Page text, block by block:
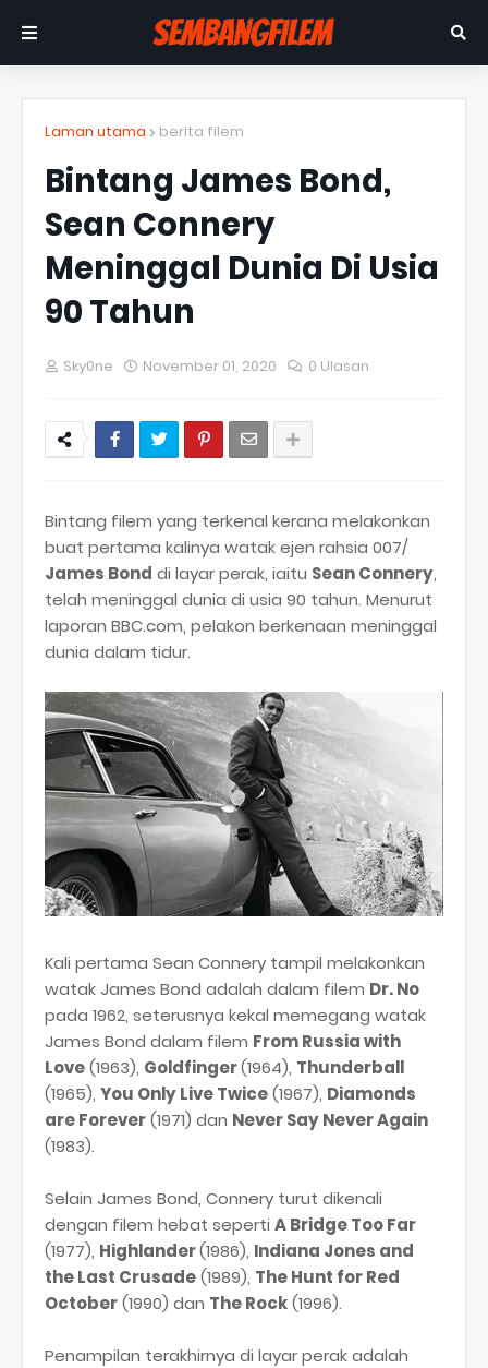
Laman utama berita filem
Bintang James Bond,
Sean Connery
Meninggal Dunia Di Usia
90 Tahun
Sky0ne November 01, 2020 0 Ulasan
Bintang filem yang terkenal kerana melakonkan
buat pertama kalinya watak ejen rahsia 007/
James Bond di layar perak, iaitu Sean Connery,
telah meninggal dunia di usia 90 tahun. Menurut
laporan BBC.com, pelakon berkenaan meninggal
dunia dalam tidur.
Kali pertama Sean Connery tampil melakonkan
watak James Bond adalah dalam filem Dr. No
pada 1962, seterusnya kekal memegang watak
James Bond dalam filem From Russia with
Love(1963), Goldfinger(1964), Thunderball
(1965), You Only Live Twice(1967), Diamonds
are Forever(1971) dan Never Say Never Again
(1983).
Selain James Bond, Connery turut dikenali
dengan filem hebat seperti A Bridge Too Far
(1977), Highlander(1986), Indiana Jones and
the Last Crusade(1989), The Hunt for Red
October(1990) dan The Rock(1996).
Penampilan terakhirnya di layar perak adalah